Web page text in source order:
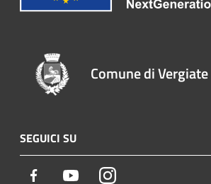
Comune di Vergiate
SEGUICI SU
Facebook YoutubeInstagram